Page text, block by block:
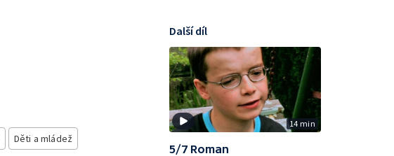
Děti a mládež
14 min
Další díl
5/7 Roman